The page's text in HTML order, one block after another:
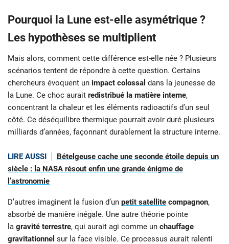
Pourquoi la Lune est-elle asymétrique ?
Les hypothèses se multiplient
Mais alors, comment cette différence est-elle née ? Plusieurs
scénarios tentent de répondre à cette question. Certains
chercheurs évoquent un impact colossal dans la jeunesse de
la Lune. Ce choc aurait redistribué la matière interne,
concentrant la chaleur et les éléments radioactifs d’un seul
côté. Ce déséquilibre thermique pourrait avoir duré plusieurs
milliards d’années, façonnant durablement la structure interne.
LIRE AUSSI
Bételgeuse cache une seconde étoile depuis un
siècle : la NASA résout enfin une grande énigme de
l’astronomie
D’autres imaginent la fusion d’un petit satellite compagnon,
absorbé de manière inégale. Une autre théorie pointe
la gravité terrestre, qui aurait agi comme un chauffage
gravitationnel sur la face visible. Ce processus aurait ralenti